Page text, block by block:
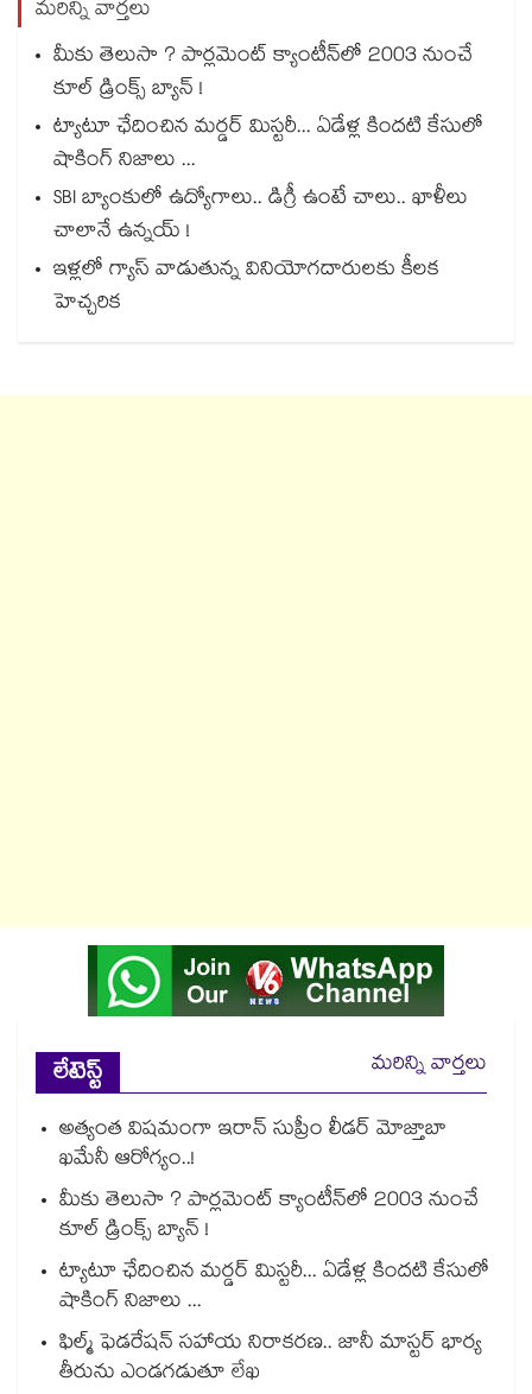
మరిన్ని వార్తలు
మీకు తెలుసా ? పార్లమెంట్ క్యాంటీన్⁪లో 2003 నుంచే
కూల్ డ్రింక్స్ బ్యాన్ !
ట్యాటూ ఛేదించిన మర్డర్ మిస్టరీ... ఏడేళ్ల కిందటి కేసులో
షాకింగ్ నిజాలు ...
SBI బ్యాంకులో ఉద్యోగాలు.. డిగ్రీ ఉంటే చాలు.. ఖాళీలు
చాలానే ఉన్నయ్ !
ఇళ్లలో గ్యాస్ వాడుతున్న వినియోగదారులకు కీలక
హెచ్చరిక
లేటెస్ట్
మరిన్ని వార్తలు
అత్యంత విషమంగా ఇరాన్ సుప్రీం లీడర్ మోజ్తాబా
ఖమేనీ ఆరోగ్యం..!
మీకు తెలుసా ? పార్లమెంట్ క్యాంటీన్⁪లో 2003 నుంచే
కూల్ డ్రింక్స్ బ్యాన్ !
ట్యాటూ ఛేదించిన మర్డర్ మిస్టరీ... ఏడేళ్ల కిందటి కేసులో
షాకింగ్ నిజాలు ...
ఫిల్మ్ ఫెడరేషన్ సహాయ నిరాకరణ.. జానీ మాస్టర్ భార్య
తీరును ఎండగడుతూ లేఖ